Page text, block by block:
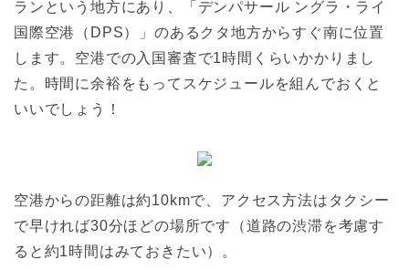
ランという地方にあり、「デンパサール ングラ・ライ
国際空港（DPS）」のあるクタ地方からすぐ南に位置
します。空港での入国審査で1時間くらいかかりまし
た。時間に余裕をもってスケジュールを組んでおくと
いいでしょう！
空港からの距離は約10kmで、アクセス方法はタクシー
で早ければ30分ほどの場所です（道路の渋滞を考慮す
ると約1時間はみておきたい）。